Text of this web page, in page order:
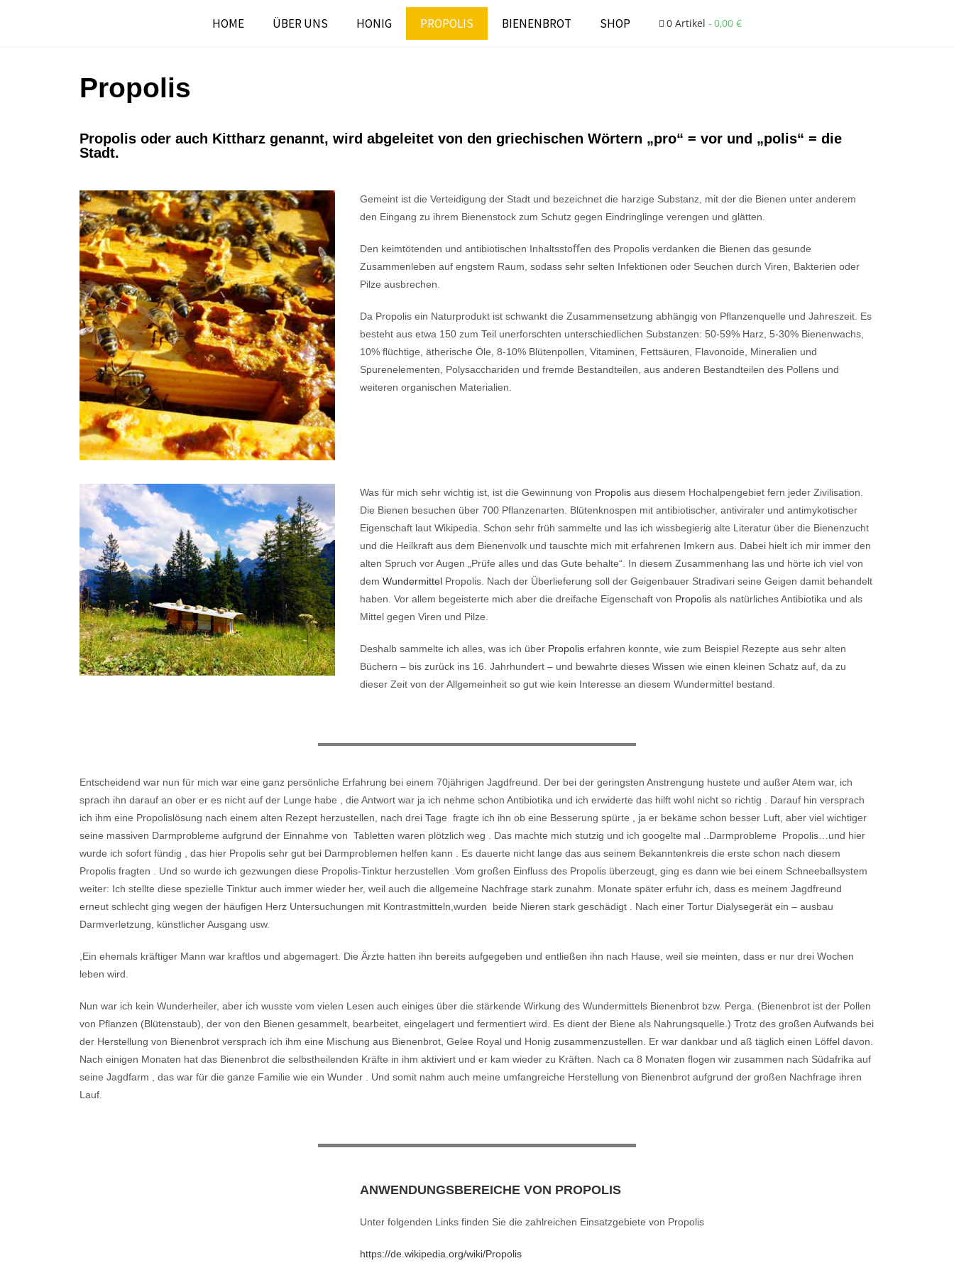
HOME ÜBER UNS HONIG PROPOLIS BIENENBROT SHOP 0 Artikel 0,00 €
Propolis
Propolis oder auch Kittharz genannt, wird abgeleitet von den griechischen Wörtern „pro“ = vor und „polis“ = die
Stadt.
Gemeint ist die Verteidigung der Stadt und bezeichnet die harzige Substanz, mit der die Bienen unter anderem
den Eingang zu ihrem Bienenstock zum Schutz gegen Eindringlinge verengen und glätten.
Den keimtötenden und antibiotischen Inhaltsstoﬀen des Propolis verdanken die Bienen das gesunde
Zusammenleben auf engstem Raum, sodass sehr selten Infektionen oder Seuchen durch Viren, Bakterien oder
Pilze ausbrechen.
Da Propolis ein Naturprodukt ist schwankt die Zusammensetzung abhängig von Pﬂanzenquelle und Jahreszeit. Es
besteht aus etwa 150 zum Teil unerforschten unterschiedlichen Substanzen: 50-59% Harz, 5-30% Bienenwachs,
10% ﬂüchtige, ätherische Öle, 8-10% Blütenpollen, Vitaminen, Fettsäuren, Flavonoide, Mineralien und
Spurenelementen, Polysacchariden und fremde Bestandteilen, aus anderen Bestandteilen des Pollens und
weiteren organischen Materialien.
Was für mich sehr wichtig ist, ist die Gewinnung von Propolis aus diesem Hochalpengebiet fern jeder Zivilisation.
Die Bienen besuchen über 700 Pflanzenarten. Blütenknospen mit antibiotischer, antiviraler und antimykotischer
Eigenschaft laut Wikipedia. Schon sehr früh sammelte und las ich wissbegierig alte Literatur über die Bienenzucht
und die Heilkraft aus dem Bienenvolk und tauschte mich mit erfahrenen Imkern aus. Dabei hielt ich mir immer den
alten Spruch vor Augen „Prüfe alles und das Gute behalte“. In diesem Zusammenhang las und hörte ich viel von
dem WundermittelPropolis. Nach der Überlieferung soll der Geigenbauer Stradivari seine Geigen damit behandelt
haben. Vor allem begeisterte mich aber die dreifache Eigenschaft von Propolisals natürliches Antibiotika und als
Mittel gegen Viren und Pilze.
Deshalb sammelte ich alles, was ich über Propoliserfahren konnte, wie zum Beispiel Rezepte aus sehr alten
Büchern – bis zurück ins 16. Jahrhundert – und bewahrte dieses Wissen wie einen kleinen Schatz auf, da zu
dieser Zeit von der Allgemeinheit so gut wie kein Interesse an diesem Wundermittelbestand.
Entscheidend war nun für mich war eine ganz persönliche Erfahrung bei einem 70jährigen Jagdfreund. Der bei der geringsten Anstrengung hustete und außer Atem war, ich
sprach ihn darauf an ober er es nicht auf der Lunge habe , die Antwort war ja ich nehme schon Antibiotika und ich erwiderte das hilft wohl nicht so richtig . Darauf hin versprach
ich ihm eine Propolislösung nach einem alten Rezept herzustellen, nach drei Tage fragte ich ihn ob eine Besserung spürte , ja er bekäme schon besser Luft, aber viel wichtiger
seine massiven Darmprobleme aufgrund der Einnahme von Tabletten waren plötzlich weg . Das machte mich stutzig und ich googelte mal ..Darmprobleme Propolis…und hier
wurde ich sofort fündig , das hier Propolis sehr gut bei Darmproblemen helfen kann . Es dauerte nicht lange das aus seinem Bekanntenkreis die erste schon nach diesem
Propolis fragten . Und so wurde ich gezwungen diese Propolis-Tinktur herzustellen .Vom großen Einfluss des Propolis überzeugt, ging es dann wie bei einem Schneeballsystem
weiter: Ich stellte diese spezielle Tinktur auch immer wieder her, weil auch die allgemeine Nachfrage stark zunahm. Monate später erfuhr ich, dass es meinem Jagdfreund
erneut schlecht ging wegen der häufigen Herz Untersuchungen mit Kontrastmitteln,wurden beide Nieren stark geschädigt . Nach einer Tortur Dialysegerät ein – ausbau
Darmverletzung, künstlicher Ausgang usw.
,Ein ehemals kräftiger Mann war kraftlos und abgemagert. Die Ärzte hatten ihn bereits aufgegeben und entließen ihn nach Hause, weil sie meinten, dass er nur drei Wochen
leben wird.
Nun war ich kein Wunderheiler, aber ich wusste vom vielen Lesen auch einiges über die stärkende Wirkung des Wundermittels Bienenbrot bzw. Perga. (Bienenbrot ist der Pollen
von Pflanzen (Blütenstaub), der von den Bienen gesammelt, bearbeitet, eingelagert und fermentiert wird. Es dient der Biene als Nahrungsquelle.) Trotz des großen Aufwands bei
der Herstellung von Bienenbrot versprach ich ihm eine Mischung aus Bienenbrot, Gelee Royal und Honig zusammenzustellen. Er war dankbar und aß täglich einen Löffel davon.
Nach einigen Monaten hat das Bienenbrot die selbstheilenden Kräfte in ihm aktiviert und er kam wieder zu Kräften. Nach ca 8 Monaten flogen wir zusammen nach Südafrika auf
seine Jagdfarm , das war für die ganze Familie wie ein Wunder . Und somit nahm auch meine umfangreiche Herstellung von Bienenbrot aufgrund der großen Nachfrage ihren
Lauf.
ANWENDUNGSBEREICHE VON PROPOLIS
Unter folgenden Links finden Sie die zahlreichen Einsatzgebiete von Propolis
https://de.wikipedia.org/wiki/Propolis